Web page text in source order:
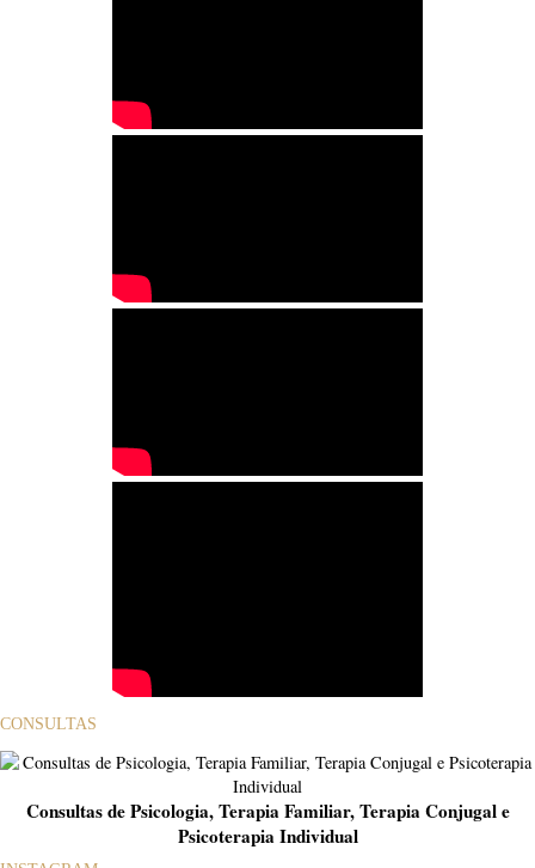
CONSULTAS
Consultas de Psicologia, Terapia Familiar, Terapia Conjugal e
Psicoterapia Individual